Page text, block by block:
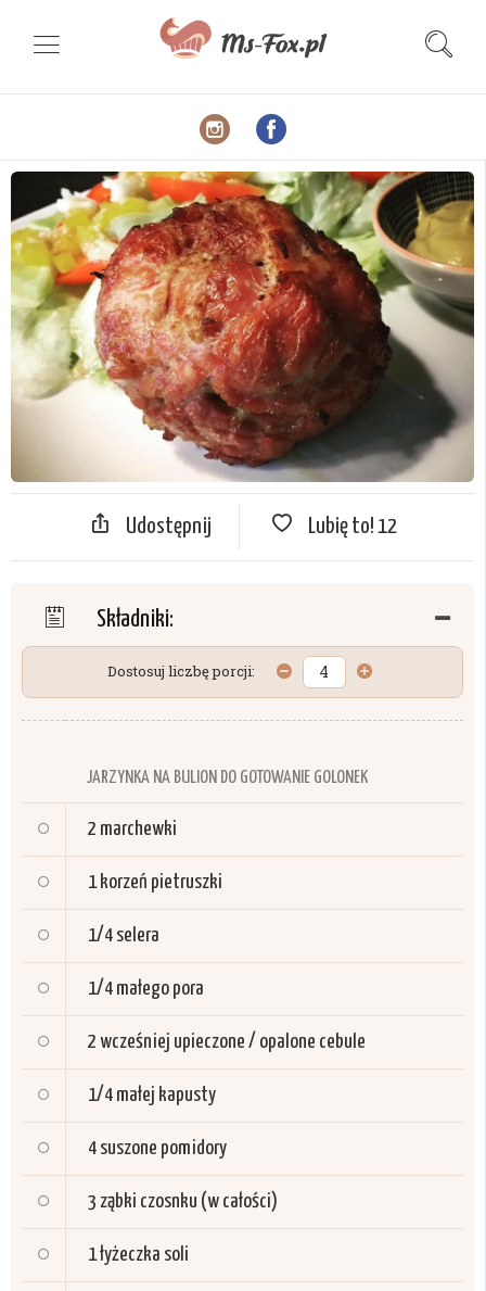
Udostępnij Lubię to! 12
Składniki:
Dostosuj liczbę porcji:
JARZYNKA NA BULION DO GOTOWANIE GOLONEK
2 marchewki
1 korzeń pietruszki
1/4 selera
1/4 małego pora
2 wcześniej upieczone / opalone cebule
1/4 małej kapusty
4 suszone pomidory
3 ząbki czosnku (w całości)
1 łyżeczka soli